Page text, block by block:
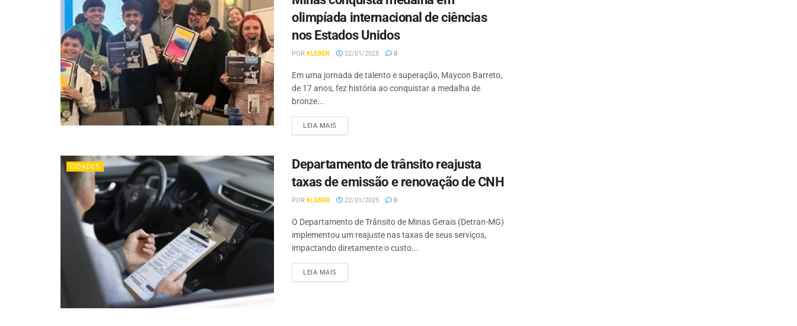
olimpíada internacional de ciências
nos Estados Unidos
POR KLEBER 22/01/2025 0
Em uma jornada de talento e superação, Maycon Barreto,
de 17 anos, fez história ao conquistar a medalha de
bronze...
LEIA MAIS
CIDADES
Departamento de trânsito reajusta
taxas de emissão e renovação de CNH
POR KLEBER 22/01/2025 0
O Departamento de Trânsito de Minas Gerais (Detran-MG)
implementou um reajuste nas taxas de seus serviços,
impactando diretamente o custo...
LEIA MAIS